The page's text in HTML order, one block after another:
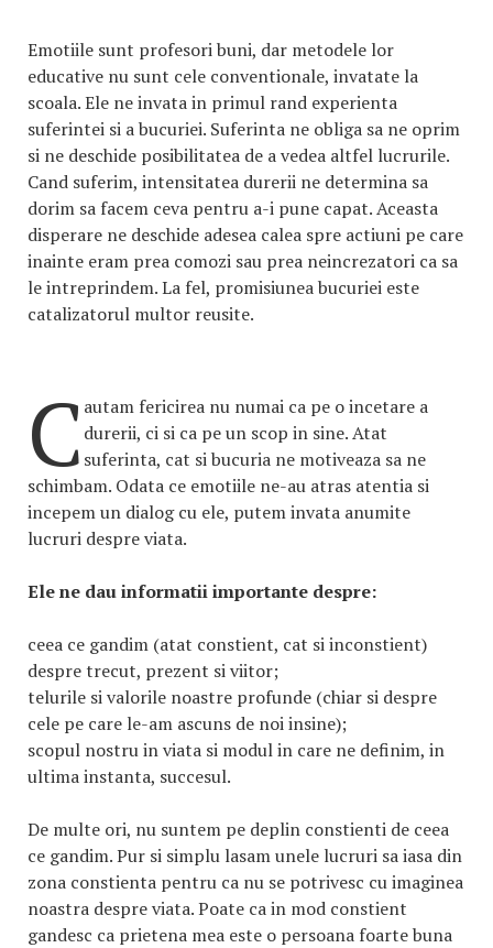
Emotiile sunt profesori buni, dar metodele lor
educative nu sunt cele conventionale, invatate la
scoala. Ele ne invata in primul rand experienta
suferintei si a bucuriei. Suferinta ne obliga sa ne oprim
si ne deschide posibilitatea de a vedea altfel lucrurile.
Cand suferim, intensitatea durerii ne determina sa
dorim sa facem ceva pentru a-i pune capat. Aceasta
disperare ne deschide adesea calea spre actiuni pe care
inainte eram prea comozi sau prea neincrezatori ca sa
le intreprindem. La fel, promisiunea bucuriei este
catalizatorul multor reusite.
C autam fericirea nu numai ca pe o incetare a
durerii, ci si ca pe un scop in sine. Atat
suferinta, cat si bucuria ne motiveaza sa ne
schimbam. Odata ce emotiile ne-au atras atentia si
incepem un dialog cu ele, putem invata anumite
lucruri despre viata.
Ele ne dau informatii importante despre:
ceea ce gandim (atat constient, cat si inconstient)
despre trecut, prezent si viitor;
telurile si valorile noastre profunde (chiar si despre
cele pe care le-am ascuns de noi insine);
scopul nostru in viata si modul in care ne definim, in
ultima instanta, succesul.
De multe ori, nu suntem pe deplin constienti de ceea
ce gandim. Pur si simplu lasam unele lucruri sa iasa din
zona constienta pentru ca nu se potrivesc cu imaginea
noastra despre viata. Poate ca in mod constient
gandesc ca prietena mea este o persoana foarte buna